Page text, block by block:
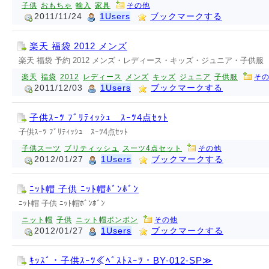
子供 おもちゃ 輸入 家具 その他
2011/11/24 1Users ブックマークする
楽天 福袋 2012 メンズ
楽天 福袋 予約 2012 メンズ・レディース・キッズ・ジュニア・子供服
楽天 福袋 2012 レディース メンズ キッズ ジュニア 子供服 そ
2011/12/03 1Users ブックマークする
子供ｽｰﾂ ﾌﾞﾘﾃｨｯｼｭ ｽｰﾂ4点ｾｯﾄ
子供ｽｰﾂ ﾌﾞﾘﾃｨｯｼｭ ｽｰﾂ4点ｾｯﾄ
子供スーツ ブリティッシュ スーツ4点セット その他
2012/01/27 1Users ブックマークする
ﾆｯﾄ帽 子供 ﾆｯﾄ帽ﾎﾞﾝﾎﾞﾝ
ﾆｯﾄ帽 子供 ﾆｯﾄ帽ﾎﾞﾝﾎﾞﾝ
ニット帽 子供 ニット帽ボンボン その他
2012/01/27 1Users ブックマークする
ｷｯｽﾞ・子供ｽｰﾂ≪ﾍﾞｽﾄｽｰﾂ・BY-012-SP≫